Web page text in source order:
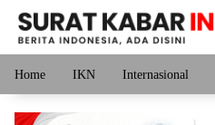
Langsung
konten
Home IKN Internasional